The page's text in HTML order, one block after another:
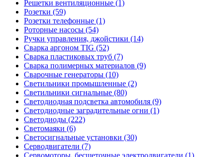
Решетки вентиляционные (1)
Розетки (59)
Розетки телефонные (1)
Роторные насосы (54)
Ручки управления, джойстики (14)
Сварка аргоном TIG (52)
Сварка пластиковых труб (7)
Сварка полимерных материалов (9)
Сварочные генераторы (10)
Светильники промышленные (2)
Светильники сигнальные (80)
Светодиодная подсветка автомобиля (9)
Светодиодные заградительные огни (1)
Светодиоды (222)
Светомаяки (6)
Светосигнальные установки (30)
Серводвигатели (7)
Сервомоторы, бесщеточные электродвигатели (1)